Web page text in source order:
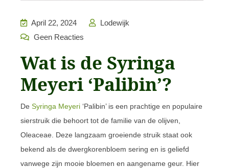
April 22, 2024
Lodewijk
Geen Reacties
Wat is de Syringa
Meyeri ‘Palibin’?
De Syringa Meyeri ‘Palibin’ is een prachtige en populaire
sierstruik die behoort tot de familie van de olijven,
Oleaceae. Deze langzaam groeiende struik staat ook
bekend als de dwergkorenbloem sering en is geliefd
vanwege zijn mooie bloemen en aangename geur. Hier